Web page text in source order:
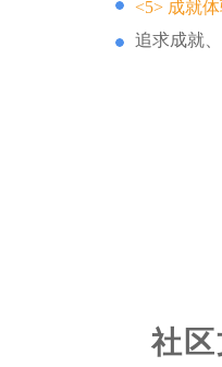
<5> 成就
追求成就
社